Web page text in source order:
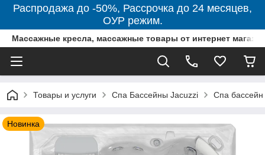
Распродажа до -50%, Рассрочка до 24 месяцев,
ОУР режим.
Массажные кресла, массажные товары от интернет
Товары и услуги Спа Бассейны Jacuzzi Спа бассейн
Новинка